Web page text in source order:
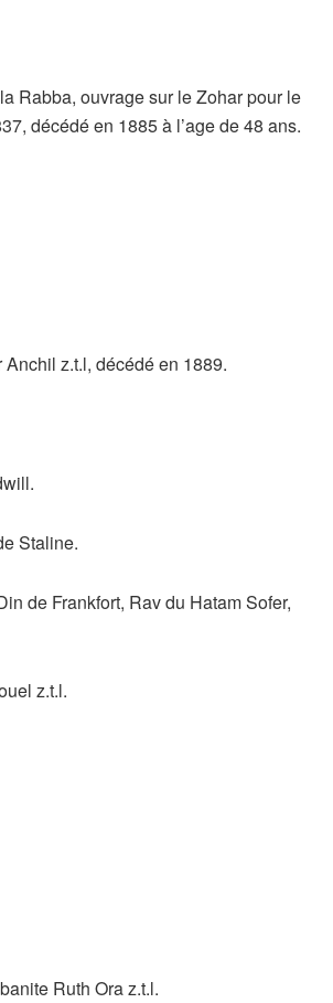
Rabba, ouvrage sur le Zohar pour le
décédé en 1885 à l’age de 48 ans.
z.t.l, décédé en 1889.
Staline.
de Frankfort, Rav du Hatam Sofer,
z.t.l.
Ruth Ora z.t.l.